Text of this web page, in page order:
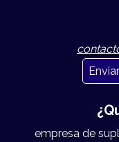
empresa de